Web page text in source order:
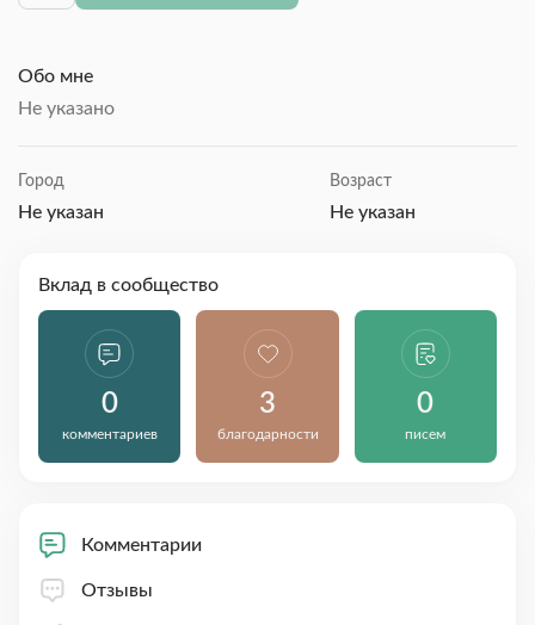
Обо мне
Не указано
Город
Не указан
Возраст
Не указан
Вклад в сообщество
0
комментариев
3
благодарности
0
писем
Комментарии
Отзывы